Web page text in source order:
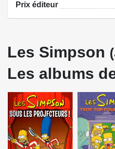
agrandis à nouveau.
Prix éditeur
Les Simpson
Les albums